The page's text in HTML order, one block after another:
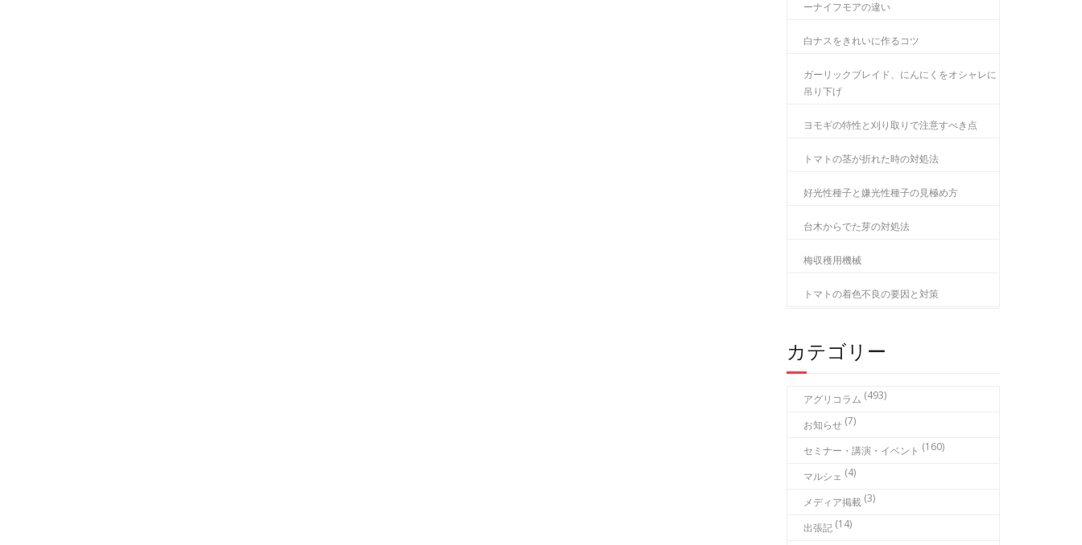
ーナイフモアの違い
白ナスをきれいに作るコツ
ガーリックブレイド、にんにくをオシャレに
吊り下げ
ヨモギの特性と刈り取りで注意すべき点
トマトの茎が折れた時の対処法
好光性種子と嫌光性種子の見極め方
台木からでた芽の対処法
梅収穫用機械
トマトの着色不良の要因と対策
カテゴリー
アグリコラム (493)
お知らせ (7)
セミナー・講演・イベント (160)
マルシェ (4)
メディア掲載 (3)
出張記 (14)